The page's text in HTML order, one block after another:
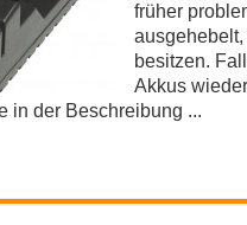
früher
besitzen.
Akkus
in der Beschreibung ...